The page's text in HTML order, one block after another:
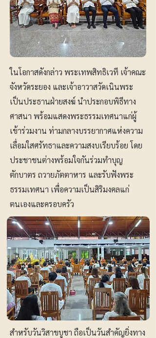
ในโอกาสดังกล่าว พระเทพสิทธิเวที เจ้าคณะ
จังหวัดระยอง และเจ้าอาวาสวัดเนินพระ
เป็นประธานฝ่ายสงฆ์ นำประกอบพิธีทาง
ศาสนา พร้อมแสดงพระธรรมเทศนาแก่ผู้
เข้าร่วมงาน ท่ามกลางบรรยากาศแห่งความ
เลื่อมใสศรัทธาและความสงบเรียบร้อย โดย
ประชาชนต่างพร้อมใจกันร่วมทำบุญ
ตักบาตร ถวายภัตตาหาร และรับฟังพระ
ธรรมเทศนา เพื่อความเป็นสิริมงคลแก่
ตนเองและครอบครัว
สำหรับวันวิสาขบูชา ถือเป็นวันสำคัญยิ่งทาง